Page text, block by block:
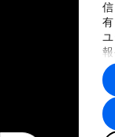
す
プラ